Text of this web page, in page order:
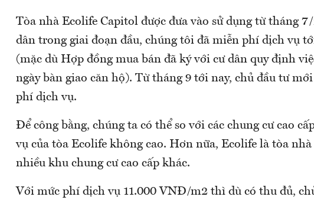
Tòa nhà Ecolife Capitol được đưa vào sử dụng từ tháng
dân trong giai đoạn đầu, chúng tôi đã miễn phí dịch vụ
(mặc dù Hợp đồng mua bán đã ký với cư dân quy định
ngày bàn giao căn hộ). Từ tháng 9 tới nay, chủ đầu tư
phí dịch vụ.
Để công bằng, chúng ta có thể so với các chung cư cao
vụ của tòa Ecolife không cao. Hơn nữa, Ecolife là tòa
nhiều khu chung cư cao cấp khác.
Với mức phí dịch vụ 11.000 VNĐ/m2 thì dù có thu đủ,